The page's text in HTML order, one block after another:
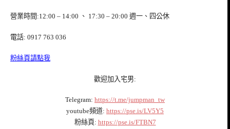
營業時間:12:00 – 14:00 、 17:30 – 20:00 週一、四公休
電話: 0917 763 036
粉絲頁請點我
歡迎加入宅男:
Telegram: https://t.me/jumpman_tw
youtube頻道: https://pse.is/LV5Y5
粉絲頁: https://pse.is/FTBN7